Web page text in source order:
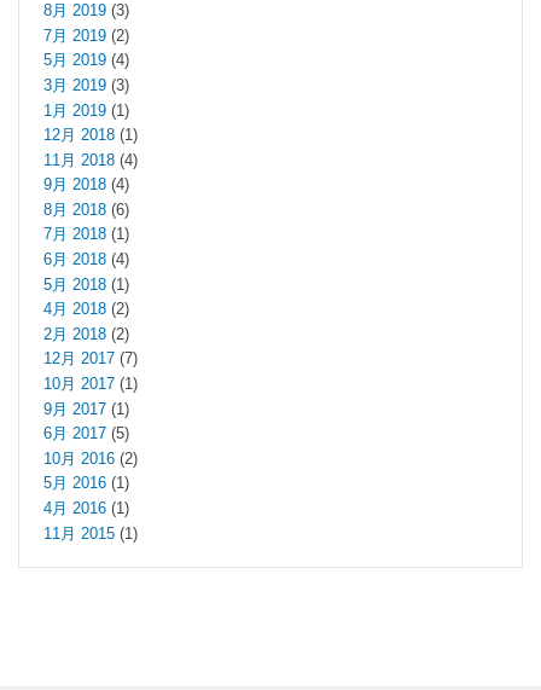
8月 2019 (3)
7月 2019 (2)
5月 2019 (4)
3月 2019 (3)
1月 2019 (1)
12月 2018 (1)
11月 2018 (4)
9月 2018 (4)
8月 2018 (6)
7月 2018 (1)
6月 2018 (4)
5月 2018 (1)
4月 2018 (2)
2月 2018 (2)
12月 2017 (7)
10月 2017 (1)
9月 2017 (1)
6月 2017 (5)
10月 2016 (2)
5月 2016 (1)
4月 2016 (1)
11月 2015 (1)